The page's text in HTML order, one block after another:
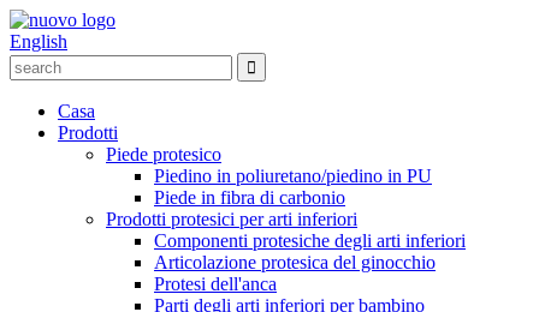
English
Casa
Prodotti
Piede protesico
Piedino in poliuretano/piedino in PU
Piede in fibra di carbonio
Prodotti protesici per arti inferiori
Componenti protesiche degli arti inferiori
Articolazione protesica del ginocchio
Protesi dell'anca
Parti degli arti inferiori per bambino